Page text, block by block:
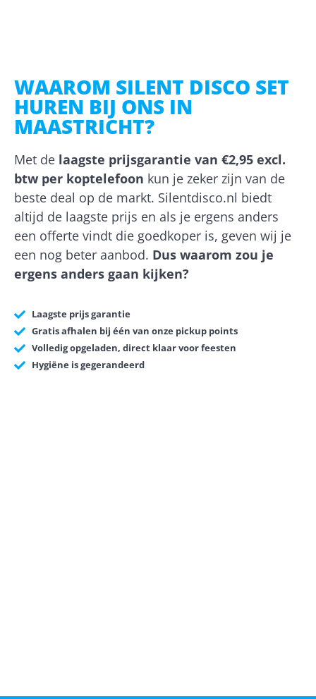
WAAROM SILENT DISCO SET
HUREN BIJ ONS IN
MAASTRICHT?
Met de laagste prijsgarantie van €2,95 excl.
btw per koptelefoon kun je zeker zijn van de
beste deal op de markt. Silentdisco.nl biedt
altijd de laagste prijs en als je ergens anders
een offerte vindt die goedkoper is, geven wij je
een nog beter aanbod. Dus waarom zou je
ergens anders gaan kijken?
Laagste prijs garantie
Gratis afhalen bij één van onze pickup points
Volledig opgeladen, direct klaar voor feesten
Hygiëne is gegerandeerd